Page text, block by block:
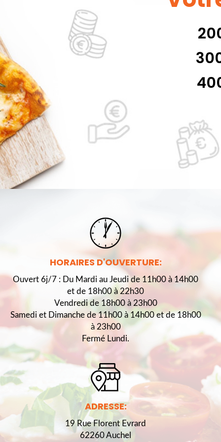
HORAIRES D'OUVERTURE:
Ouvert 6j/7 : Du Mardi au Jeudi de 11h00 à 14h00
et de 18h00 à 22h30
Vendredi de 18h00 à 23h00
Samedi et Dimanche de 11h00 à 14h00 et de 18h00
à 23h00
Fermé Lundi.
ADRESSE:
19 Rue Florent Evrard
62260 Auchel